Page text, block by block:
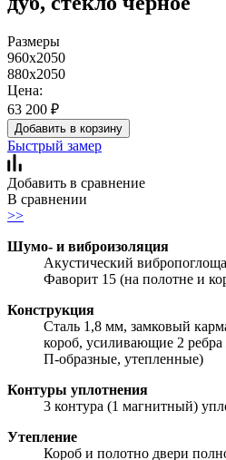
Размеры
960x2050
880x2050
Цена:
63 200 ₽
Добавить в корзину
Быстрый замер
Добавить в сравнение
В сравнении
>>
Шумо- и виброизоляция
Акустический
Фаворит 15 (на полотне и
Конструкция
Сталь 1,8 мм, замковый
короб, усиливающие 2 ребра
П-образные, утепленные)
Контуры уплотнения
3 контура (1 магнитный)
Утепление
Короб и полотно двери